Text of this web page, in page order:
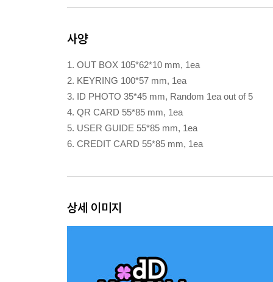
사양
1. OUT BOX 105*62*10 mm, 1ea
2. KEYRING 100*57 mm, 1ea
3. ID PHOTO 35*45 mm, Random 1ea out of 5
4. QR CARD 55*85 mm, 1ea
5. USER GUIDE 55*85 mm, 1ea
6. CREDIT CARD 55*85 mm, 1ea
상세 이미지